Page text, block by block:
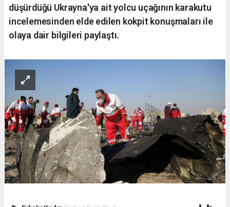
düşürdüğü Ukrayna'ya ait yolcu uçağının karakutu
incelemesinden elde edilen kokpit konuşmaları ile
olaya dair bilgileri paylaştı.